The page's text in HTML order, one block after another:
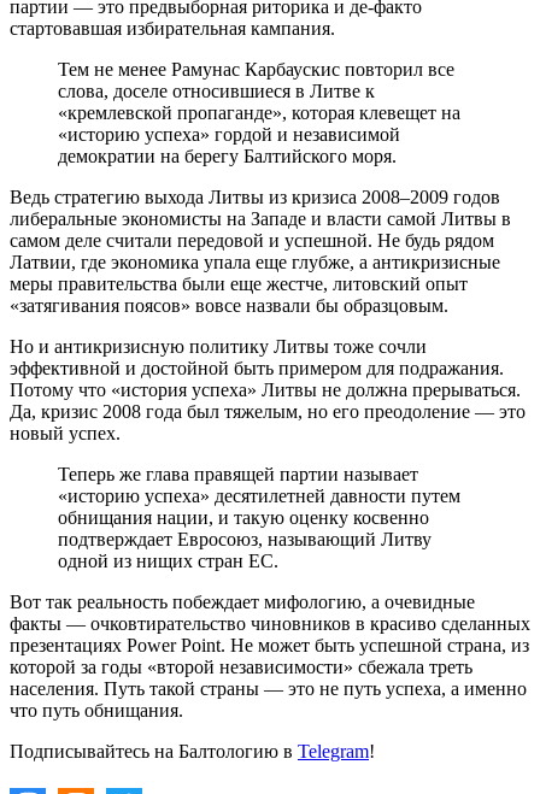
партии — это предвыборная риторика и де-факто
стартовавшая избирательная кампания.
Тем не менее Рамунас Карбаускис повторил все
слова, доселе относившиеся в Литве к
«кремлевской пропаганде», которая клевещет на
«историю успеха» гордой и независимой
демократии на берегу Балтийского моря.
Ведь стратегию выхода Литвы из кризиса 2008–2009 годов
либеральные экономисты на Западе и власти самой Литвы в
самом деле считали передовой и успешной. Не будь рядом
Латвии, где экономика упала еще глубже, а антикризисные
меры правительства были еще жестче, литовский опыт
«затягивания поясов» вовсе назвали бы образцовым.
Но и антикризисную политику Литвы тоже сочли
эффективной и достойной быть примером для подражания.
Потому что «история успеха» Литвы не должна прерываться.
Да, кризис 2008 года был тяжелым, но его преодоление — это
новый успех.
Теперь же глава правящей партии называет
«историю успеха» десятилетней давности путем
обнищания нации, и такую оценку косвенно
подтверждает Евросоюз, называющий Литву
одной из нищих стран ЕС.
Вот так реальность побеждает мифологию, а очевидные
факты — очковтирательство чиновников в красиво сделанных
презентациях Power Point. Не может быть успешной страна, из
которой за годы «второй независимости» сбежала треть
населения. Путь такой страны — это не путь успеха, а именно
что путь обнищания.
Подписывайтесь на Балтологию в Telegram!